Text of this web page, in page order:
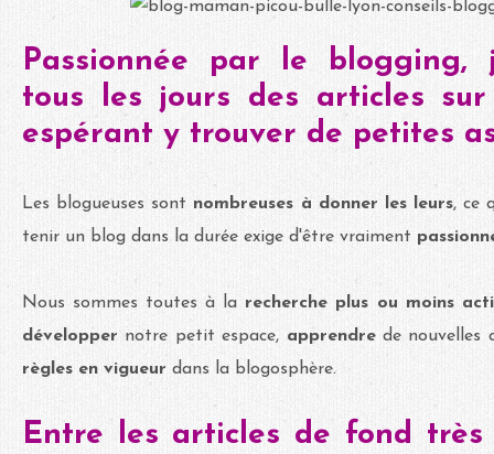
Passionnée par le blogging,
tous les jours des articles
espérant y trouver de petites
Les blogueuses sont nombreuses à donner les leurs, ce
tenir un blog dans la durée exige d'être vraiment
Nous sommes toutes à la recherche plus ou moins
développernotre petit espace, apprendrede nouvelles
règles en vigueur dans la blogosphère.
Entre les articles de fond très